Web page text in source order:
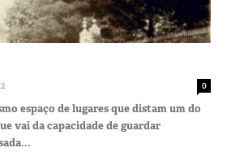
0
espaço de lugares que distam um do
vai da capacidade de guardar